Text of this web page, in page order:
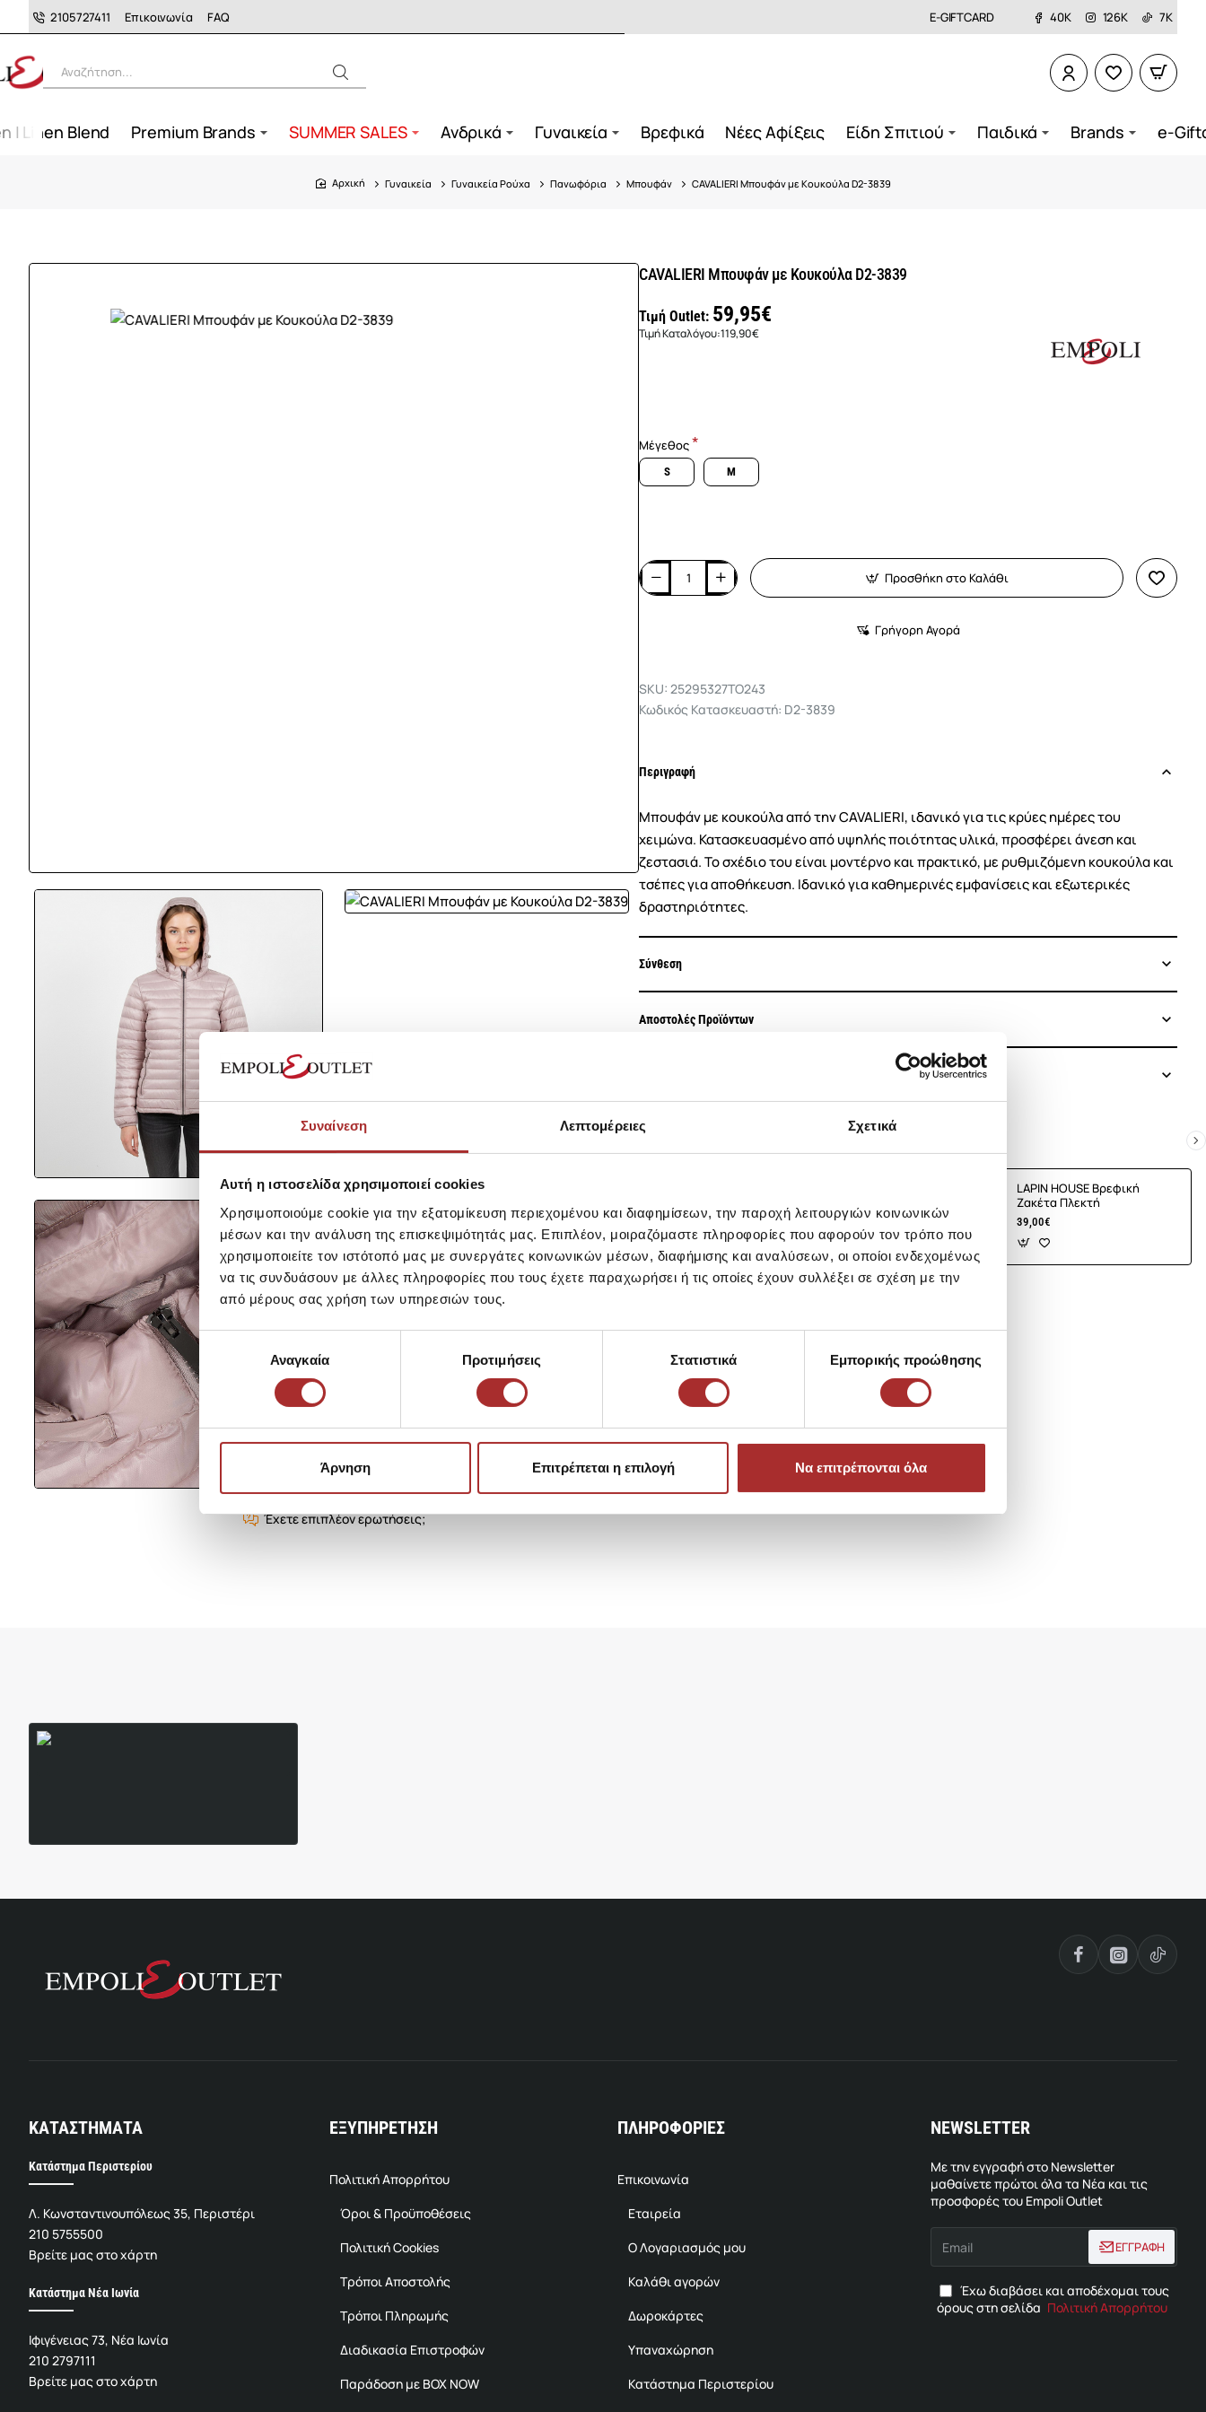
Συναίνεση Λεπτομέρειες Σχετικά
Αυτή η ιστοσελίδα χρησιμοποιεί cookies
Χρησιμοποιούμε cookie για την εξατομίκευση περιεχομένου και διαφημίσεων, την παροχή λειτουργιών κοινωνικών
μέσων και την ανάλυση της επισκεψιμότητάς μας. Επιπλέον, μοιραζόμαστε πληροφορίες που αφορούν τον τρόπο που
χρησιμοποιείτε τον ιστότοπό μας με συνεργάτες κοινωνικών μέσων, διαφήμισης και αναλύσεων, οι οποίοι ενδεχομένως
να τις συνδυάσουν με άλλες πληροφορίες που τους έχετε παραχωρήσει ή τις οποίες έχουν συλλέξει σε σχέση με την
από μέρους σας χρήση των υπηρεσιών τους.
Επιλογή
συγκατάθεσηςΑναγκαία Προτιμήσεις Στατιστικά Εμπορικής προώθησης
Άρνηση Επιτρέπεται η επιλογή Να επιτρέπονται όλα
2105727411 Επικοινωνία FAQ E-GIFTCARD 40K 126K 7K
Αναζήτηση...
| Linen Blend Premium Brands SUMMER SALES Ανδρικά Γυναικεία Βρεφικά Νέες Αφίξεις Είδη Σπιτιού Παιδικά Brands e-
home
Γυναικεία Γυναικεία Ρούχα Πανωφόρια Μπουφάν CAVALIERI Μπουφάν με Κουκούλα D2-3839
Έχετε επιπλέον ερωτήσεις;
CAVALIERI Μπουφάν με Κουκούλα D2-3839
Τιμή Outlet: 59,95€
Τιμή Καταλόγου:119,90€
Μέγεθος
S M
Προσθήκη στο Καλάθι
Γρήγορη Αγορά
SKU: 25295327TO243
Κωδικός Κατασκευαστή: D2-3839
Περιγραφή
Μπουφάν με κουκούλα από την CAVALIERI, ιδανικό για τις κρύες ημέρες του
χειμώνα. Κατασκευασμένο από υψηλής ποιότητας υλικά, προσφέρει άνεση και
ζεστασιά. Το σχέδιο του είναι μοντέρνο και πρακτικό, με ρυθμιζόμενη κουκούλα και
τσέπες για αποθήκευση. Ιδανικό για καθημερινές εμφανίσεις και εξωτερικές
δραστηριότητες.
Σύνθεση
Αποστολές Προϊόντων
Ίδια κατηγορία
39,00€
LAPIN HOUSE Βρεφική
Ζακέτα Πλεκτή
39,00€
ΚΑΤΑΣΤΗΜΑΤΑ
Κατάστημα Περιστερίου
Λ. Κωνσταντινουπόλεως 35, Περιστέρι
210 5755500
Βρείτε μας στο χάρτη
Κατάστημα Νέα Ιωνία
Ιφιγένειας 73, Νέα Ιωνία
210 2797111
Βρείτε μας στο χάρτη
ΕΞΥΠΗΡΕΤΗΣΗ
Πολιτική Απορρήτου
Όροι & Προϋποθέσεις
Πολιτική Cookies
Τρόποι Αποστολής
Τρόποι Πληρωμής
Διαδικασία Επιστροφών
Παράδοση με BOX NOW
ΠΛΗΡΟΦΟΡΙΕΣ
Επικοινωνία
Εταιρεία
Ο Λογαριασμός μου
Καλάθι αγορών
Δωροκάρτες
Υπαναχώρηση
Κατάστημα Περιστερίου
NEWSLETTER
Με την εγγραφή στο Newsletter
μαθαίνετε πρώτοι όλα τα Νέα και τις
προσφορές του Empoli Outlet
Email
ΕΓΓΡΑΦΗ
Έχω διαβάσει και αποδέχομαι τους
όρους στη σελίδα Πολιτική Απορρήτου